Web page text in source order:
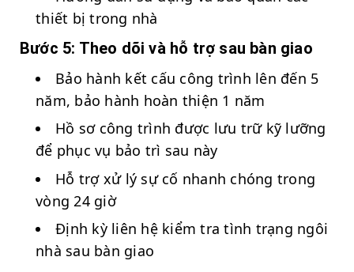
thiết bị trong nhà
Bước 5: Theo dõi và hỗ trợ sau bàn giao
Bảo hành kết cấu công trình lên đến 5
năm, bảo hành hoàn thiện 1 năm
Hồ sơ công trình được lưu trữ kỹ lưỡng
để phục vụ bảo trì sau này
Hỗ trợ xử lý sự cố nhanh chóng trong
vòng 24 giờ
Định kỳ liên hệ kiểm tra tình trạng ngôi
nhà sau bàn giao